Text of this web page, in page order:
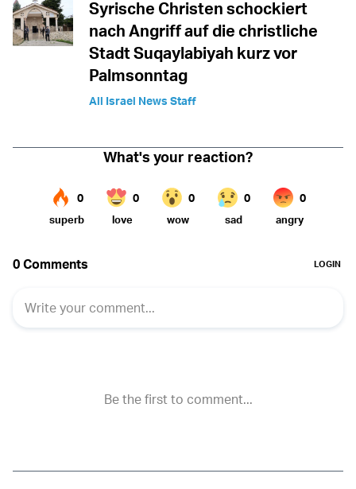
Syrische Christen schockiert
nach Angriff auf die christliche
Stadt Suqaylabiyah kurz vor
Palmsonntag
All Israel News Staff